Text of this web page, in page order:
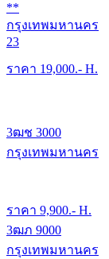
**
กรุงเทพมหานคร
23
ราคา 19,000.- H.
3ฒช 3000
กรุงเทพมหานคร
ราคา 9,900.- H.
3ฒภ 9000
กรุงเทพมหานคร